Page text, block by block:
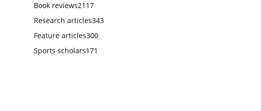
Book reviews2117
Research articles343
Feature articles300
Sports scholars171